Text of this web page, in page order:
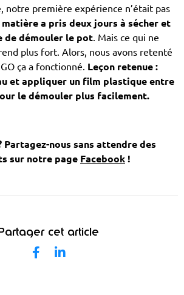
notre première expérience n’était pas
matière a pris deux jours à sécher et
démouler le pot. Mais ce qui ne
plus fort. Alors, nous avons retenté
ça a fonctionné. Leçon retenue :
et appliquer un film plastique entre
le démouler plus facilement.
Partagez-nous sans attendre des
sur notre page Facebook !
cet article